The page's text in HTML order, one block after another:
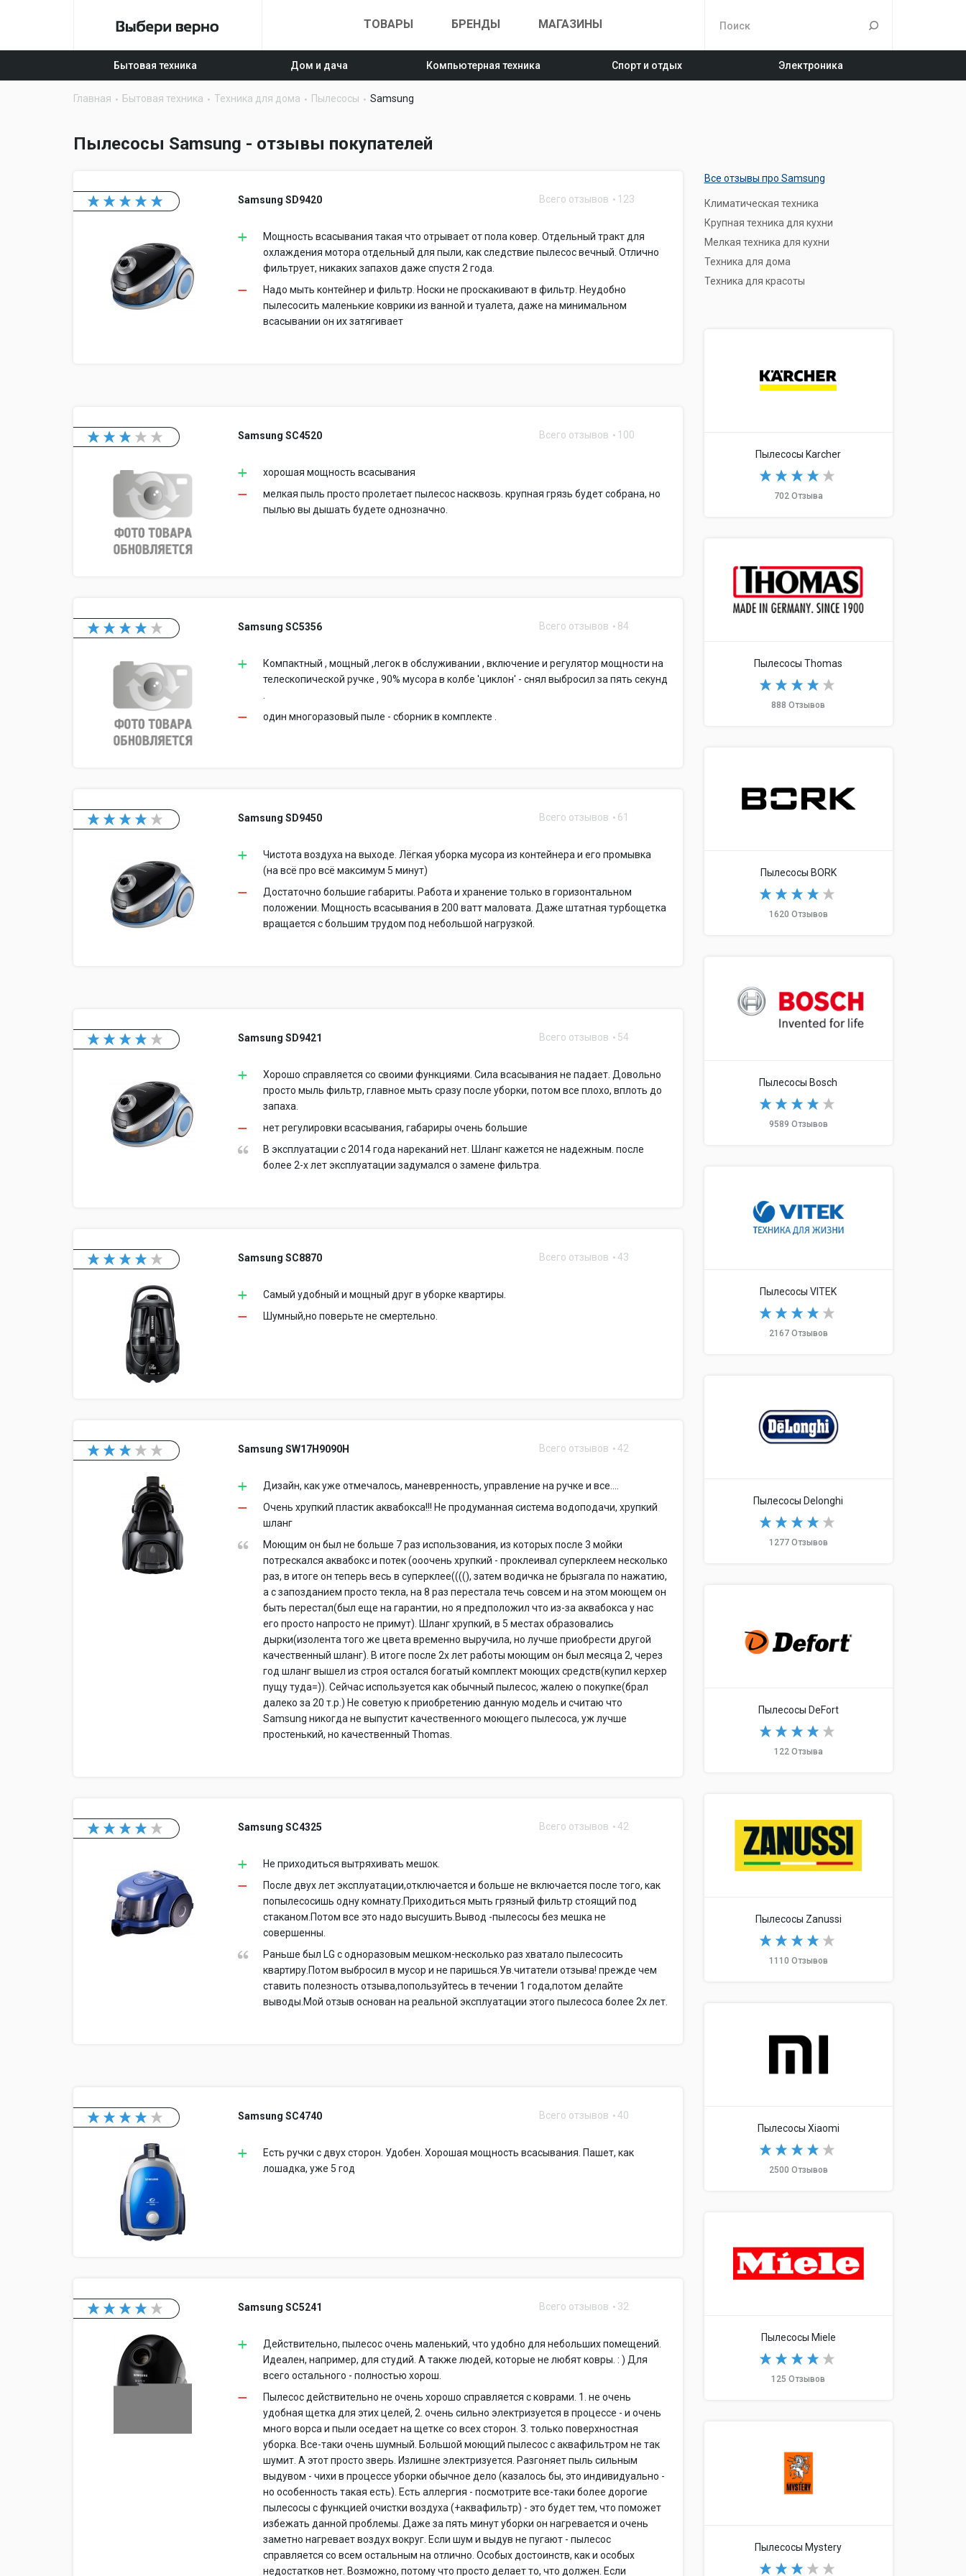
ТОВАРЫ БРЕНДЫ МАГАЗИНЫ
Бытовая техника Дом и дача Компьютерная техника Спорт и отдых Электроника
Главная Бытовая техника Техника для дома Пылесосы Samsung
Пылесосы Samsung - отзывы покупателей
Samsung SD9420 Всего отзывов 123
Мощность всасывания такая что отрывает от пола ковер. Отдельный тракт для
охлаждения мотора отдельный для пыли, как следствие пылесос вечный. Отлично
фильтрует, никаких запахов даже спустя 2 года.
Надо мыть контейнер и фильтр. Носки не проскакивают в фильтр. Неудобно
пылесосить маленькие коврики из ванной и туалета, даже на минимальном
всасывании он их затягивает
Samsung SC4520 Всего отзывов 100
хорошая мощность всасывания
мелкая пыль просто пролетает пылесос насквозь. крупная грязь будет собрана, но
пылью вы дышать будете однозначно.
Samsung SC5356 Всего отзывов 84
Компактный , мощный ,легок в обслуживании , включение и регулятор мощности на
телескопической ручке , 90% мусора в колбе 'циклон' - снял выбросил за пять секунд
один многоразовый пыле - сборник в комплекте .
Samsung SD9450 Всего отзывов 61
Чистота воздуха на выходе. Лёгкая уборка мусора из контейнера и его промывка
(на всё про всё максимум 5 минут)
Достаточно большие габариты. Работа и хранение только в горизонтальном
положении. Мощность всасывания в 200 ватт маловата. Даже штатная турбощетка
вращается с большим трудом под небольшой нагрузкой.
Samsung SD9421 Всего отзывов 54
Хорошо справляется со своими функциями. Сила всасывания не падает. Довольно
просто мыль фильтр, главное мыть сразу после уборки, потом все плохо, вплоть до
запаха.
нет регулировки всасывания, габариры очень большие
В эксплуатации с 2014 года нареканий нет. Шланг кажется не надежным. после
более 2-х лет эксплуатации задумался о замене фильтра.
Samsung SC8870 Всего отзывов 43
Самый удобный и мощный друг в уборке квартиры.
Шумный,но поверьте не смертельно.
Samsung SW17H9090H Всего отзывов 42
Дизайн, как уже отмечалось, маневренность, управление на ручке и все....
Очень хрупкий пластик аквабокса!!! Не продуманная система водоподачи, хрупкий
шланг
Моющим он был не больше 7 раз использования, из которых после 3 мойки
потрескался аквабокс и потек (ооочень хрупкий - проклеивал суперклеем несколько
раз, в итоге он теперь весь в суперклее((((), затем водичка не брызгала по нажатию,
а с запозданием просто текла, на 8 раз перестала течь совсем и на этом моющем он
быть перестал(был еще на гарантии, но я предположил что из-за аквабокса у нас
его просто напросто не примут). Шланг хрупкий, в 5 местах образовались
дырки(изолента того же цвета временно выручила, но лучше приобрести другой
качественный шланг). В итоге после 2х лет работы моющим он был месяца 2, через
год шланг вышел из строя остался богатый комплект моющих средств(купил керхер
пущу туда=)). Сейчас используется как обычный пылесос, жалею о покупке(брал
далеко за 20 т.р.) Не советую к приобретению данную модель и считаю что
Samsung никогда не выпустит качественного моющего пылесоса, уж лучше
простенький, но качественный Thomas.
Samsung SC4325 Всего отзывов 42
Не приходиться вытряхивать мешок.
После двух лет эксплуатации,отключается и больше не включается после того, как
попылесосишь одну комнату.Приходиться мыть грязный фильтр стоящий под
cтаканом.Потом все это надо высушить.Вывод -пылесосы без мешка не
совершенны.
Раньше был LG с одноразовым мешком-несколько раз хватало пылесосить
квартиру.Потом выбросил в мусор и не паришься.Ув.читатели отзыва! прежде чем
ставить полезность отзыва,попользуйтесь в течении 1 года,потом делайте
выводы.Мой отзыв основан на реальной эксплуатации этого пылесоса более 2х лет.
Samsung SC4740 Всего отзывов 40
Есть ручки с двух сторон. Удобен. Хорошая мощность всасывания. Пашет, как
лошадка, уже 5 год
Samsung SC5241 Всего отзывов 32
Действительно, пылесос очень маленький, что удобно для небольших помещений.
Идеален, например, для студий. А также людей, которые не любят ковры. : ) Для
всего остального - полностью хорош.
Пылесос действительно не очень хорошо справляется с коврами. 1. не очень
удобная щетка для этих целей, 2. очень сильно электризуется в процессе - и очень
много ворса и пыли оседает на щетке со всех сторон. 3. только поверхностная
уборка. Все-таки очень шумный. Большой моющий пылесос с аквафильтром не так
шумит. А этот просто зверь. Излишне электризуется. Разгоняет пыль сильным
выдувом - чихи в процессе уборки обычное дело (казалось бы, это индивидуально -
но особенность такая есть). Есть аллергия - посмотрите все-таки более дорогие
пылесосы с функцией очистки воздуха (+аквафильтр) - это будет тем, что поможет
избежать данной проблемы. Даже за пять минут уборки он нагревается и очень
заметно нагревает воздух вокруг. Если шум и выдув не пугают - пылесос
справляется со всем остальным на отлично. Особых достоинств, как и особых
недостатков нет. Возможно, потому что просто делает то, что должен. Если
Все отзывы про Samsung
Климатическая техника
Крупная техника для кухни
Мелкая техника для кухни
Техника для дома
Техника для красоты
Пылесосы Karcher
702 Отзыва
Пылесосы Thomas
888 Отзывов
Пылесосы BORK
1620 Отзывов
Пылесосы Bosch
9589 Отзывов
Пылесосы VITEK
2167 Отзывов
Пылесосы Delonghi
1277 Отзывов
Пылесосы DeFort
122 Отзыва
Пылесосы Zanussi
1110 Отзывов
Пылесосы Xiaomi
2500 Отзывов
Пылесосы Miele
125 Отзывов
Пылесосы Mystery